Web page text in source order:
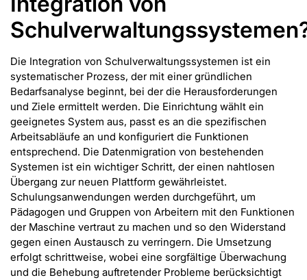
Die Integration von Schulverwaltungssystemen ist ein
systematischer Prozess, der mit einer gründlichen
Bedarfsanalyse beginnt, bei der die Herausforderungen
und Ziele ermittelt werden. Die Einrichtung wählt ein
geeignetes System aus, passt es an die spezifischen
Arbeitsabläufe an und konfiguriert die Funktionen
entsprechend. Die Datenmigration von bestehenden
Systemen ist ein wichtiger Schritt, der einen nahtlosen
Übergang zur neuen Plattform gewährleistet.
Schulungsanwendungen werden durchgeführt, um
Pädagogen und Gruppen von Arbeitern mit den Funktionen
der Maschine vertraut zu machen und so den Widerstand
gegen einen Austausch zu verringern. Die Umsetzung
erfolgt schrittweise, wobei eine sorgfältige Überwachung
und die Behebung auftretender Probleme berücksichtigt